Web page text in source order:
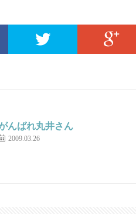
んばれ丸井さん
2009.03.26